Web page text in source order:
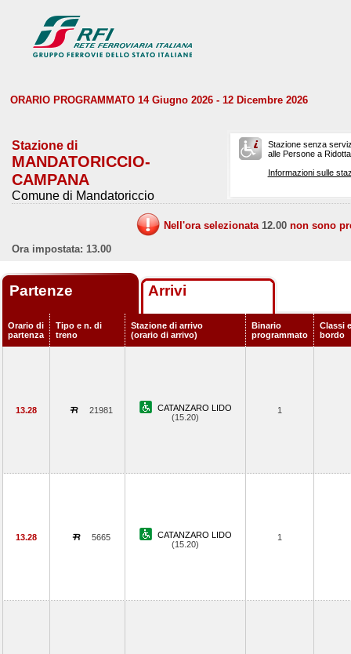
ORARIO PROGRAMMATO 14 Giugno 2026 - 12 Dicembre 2026
Stazione di
MANDATORICCIO-
CAMPANA
Comune di Mandatoriccio
Stazione senza
alle Persone a
Informazioni sulle
Nell'ora selezionata 12.00 non sono
Ora impostata: 13.00
Partenze Arrivi
Orario di
partenza
Tipo e n. di
treno
Stazione di arrivo
(orario di arrivo)
Binario
programmato
Classi
bordo
13.28 21981
CATANZARO LIDO
(15.20)
1
13.28 5665
CATANZARO LIDO
(15.20)
1